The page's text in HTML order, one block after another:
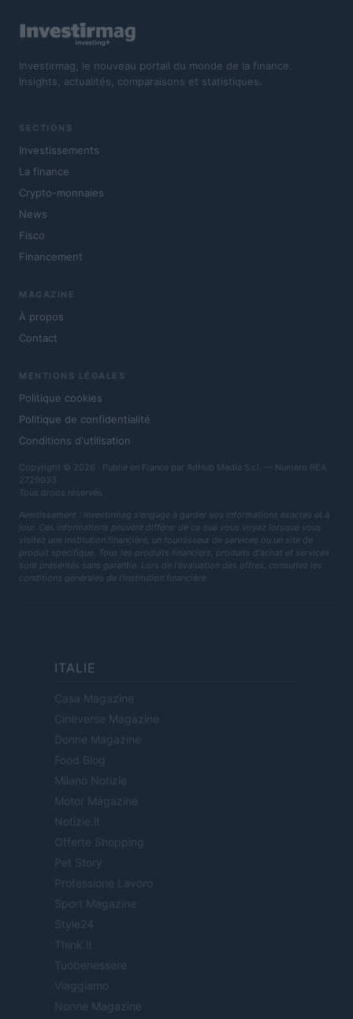
Investirmag, le nouveau portail du monde de la finance.
Insights, actualités, comparaisons et statistiques.
SECTIONS
Investissements
La finance
Crypto-monnaies
News
Fisco
Financement
MAGAZINE
À propos
Contact
MENTIONS LÉGALES
Politique cookies
Politique de confidentialité
Conditions d'utilisation
Copyright © 2026 · Publié en France par AdHub Media S.r.l. — Numero REA
2729933
Tous droits réservés
Avertissement : Investirmag s'engage à garder vos informations exactes et à
jour. Ces informations peuvent différer de ce que vous voyez lorsque vous
visitez une institution financière, un fournisseur de services ou un site de
produit spécifique. Tous les produits financiers, produits d'achat et services
sont présentés sans garantie. Lors de l'évaluation des offres, consultez les
conditions générales de l'institution financière.
ITALIE
Casa Magazine
Cineverse Magazine
Donne Magazine
Food Blog
Milano Notizie
Motor Magazine
Notizie.it
Offerte Shopping
Pet Story
Professione Lavoro
Sport Magazine
Style24
Think.it
Tuobenessere
Viaggiamo
Nonne Magazine